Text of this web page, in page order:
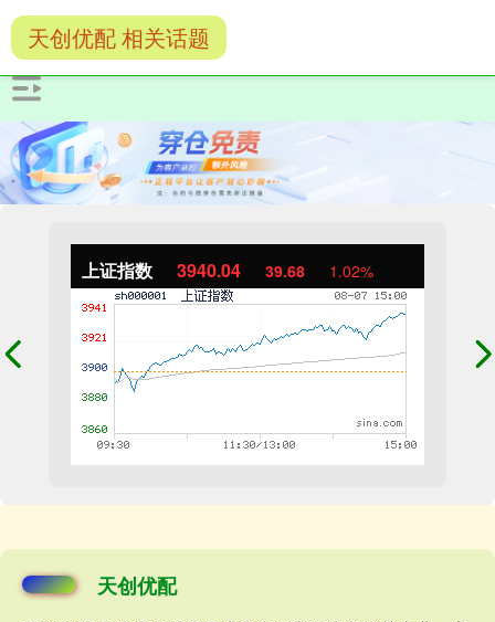
上证指数 3940.04 39.68 1.02%
天创优配
天创优配 相关话题